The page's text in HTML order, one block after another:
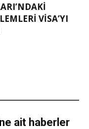
VISA’YI
ait haberler